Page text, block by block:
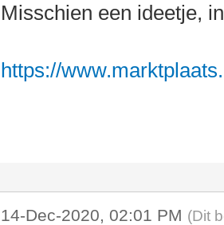
Misschien een ideetje,
https://
14-Dec-2020, 02:01 PM (Dit